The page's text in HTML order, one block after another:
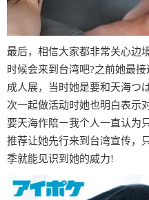
最后，相信大家都非常关心边
时候会来到台湾吧?之前她最
成人展，当时她是要和天海つ
次一起做活动时她也明白表示
要天海作陪ー我个人一直认为
推荐让她先行来到台湾宣传，
季就能见识到她的威力!